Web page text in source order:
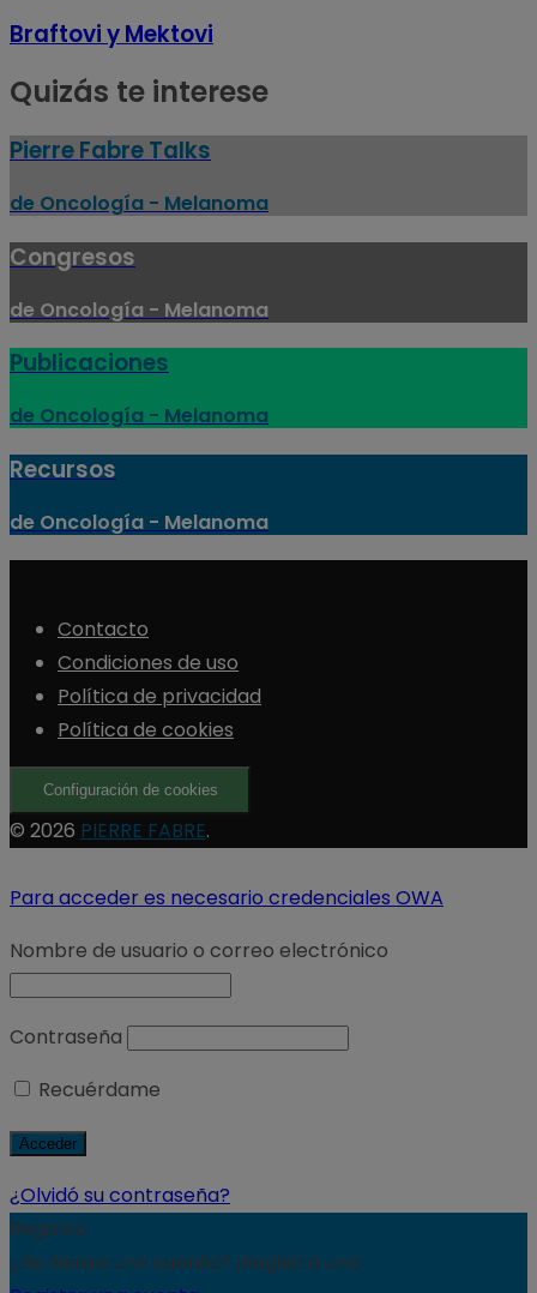
Braftovi y Mektovi
Quizás te interese
Pierre Fabre Talks
de Oncología - Melanoma
Congresos
de Oncología - Melanoma
Publicaciones
de Oncología - Melanoma
Recursos
de Oncología - Melanoma
Contacto
Condiciones de uso
Política de privacidad
Política de cookies
Configuración de cookies
© 2026 PIERRE FABRE.
Para acceder es necesario credenciales OWA
Nombre de usuario o correo electrónico
Contraseña
Recuérdame
¿Olvidó su contraseña?
Registro
¿No tienes una cuenta? ¡Registra una!